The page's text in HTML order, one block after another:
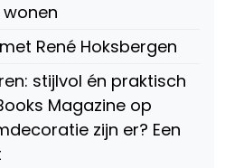
René Hoksbergen
stijlvol én praktisch
Magazine op
zijn er? Een